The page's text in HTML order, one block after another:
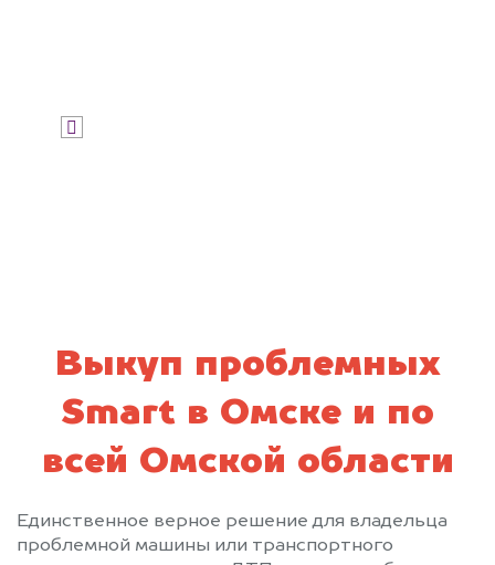
Выкуп проблемных
Smart в Омске и по
всей Омской области
Единственное верное решение для владельца
проблемной машины или транспортного